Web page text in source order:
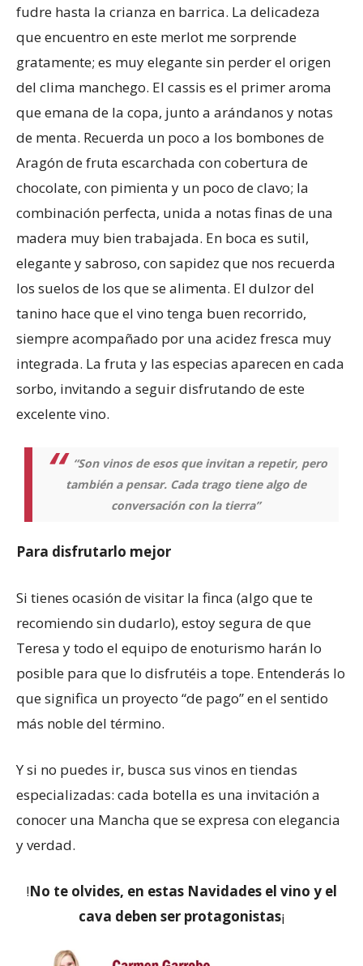
fudre hasta la crianza en barrica. La delicadeza
que encuentro en este merlot me sorprende
gratamente; es muy elegante sin perder el origen
del clima manchego. El cassis es el primer aroma
que emana de la copa, junto a arándanos y notas
de menta. Recuerda un poco a los bombones de
Aragón de fruta escarchada con cobertura de
chocolate, con pimienta y un poco de clavo; la
combinación perfecta, unida a notas finas de una
madera muy bien trabajada. En boca es sutil,
elegante y sabroso, con sapidez que nos recuerda
los suelos de los que se alimenta. El dulzor del
tanino hace que el vino tenga buen recorrido,
siempre acompañado por una acidez fresca muy
integrada. La fruta y las especias aparecen en cada
sorbo, invitando a seguir disfrutando de este
excelente vino.
“Son vinos de esos que invitan a repetir, pero
también a pensar. Cada trago tiene algo de
conversación con la tierra”
Para disfrutarlo mejor
Si tienes ocasión de visitar la finca (algo que te
recomiendo sin dudarlo), estoy segura de que
Teresa y todo el equipo de enoturismo harán lo
posible para que lo disfrutéis a tope. Entenderás lo
que significa un proyecto “de pago” en el sentido
más noble del término.
Y si no puedes ir, busca sus vinos en tiendas
especializadas: cada botella es una invitación a
conocer una Mancha que se expresa con elegancia
y verdad.
!No te olvides, en estas Navidades el vino y el
cava deben ser protagonistas¡